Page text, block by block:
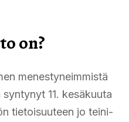
on?
menestyneimmistä
11. kesäkuuta
tietoisuuteen jo teini-